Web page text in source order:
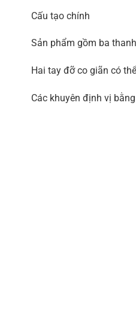
Cấu tạo chính
Sản phẩm gồm ba
Hai tay đỡ co giãn có
Các khuyên định vị